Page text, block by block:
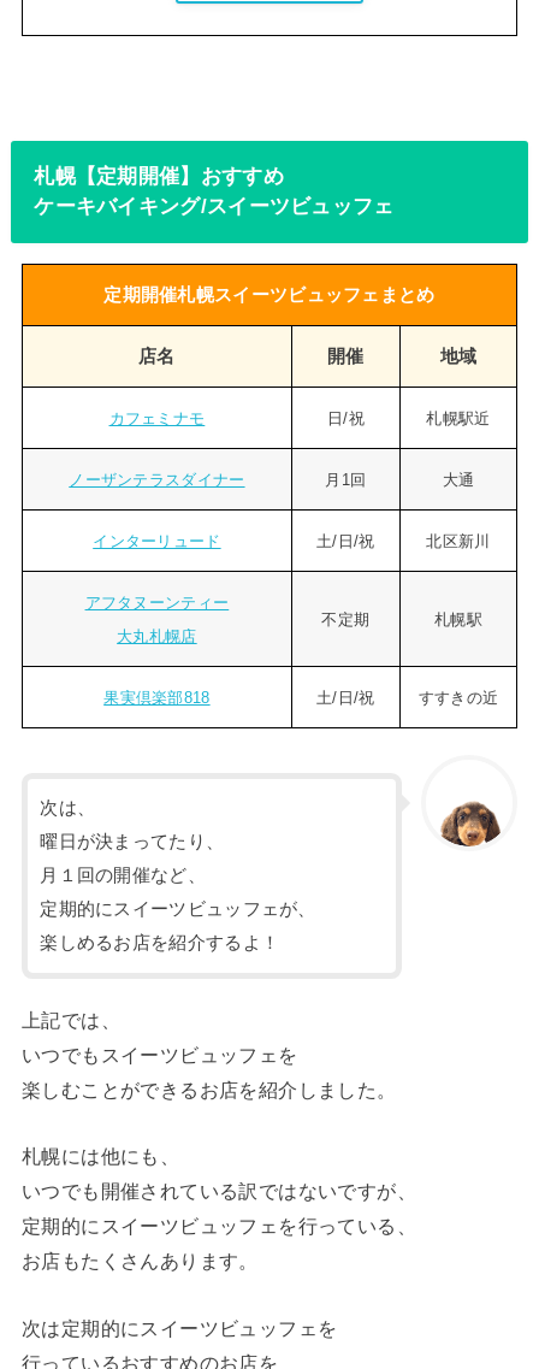
札幌【定期開催】おすすめ
ケーキバイキング/スイーツビュッフェ
定期開催札幌スイーツビュッフェまとめ
店名 開催 地域
カフェミナモ 日/祝 札幌駅近
ノーザンテラスダイナー 月1回 大通
インターリュード 土/日/祝 北区新川
アフタヌーンティー
大丸札幌店
不定期 札幌駅
果実倶楽部818 土/日/祝 すすきの近
次は、
曜日が決まってたり、
月１回の開催など、
定期的にスイーツビュッフェが、
楽しめるお店を紹介するよ！
上記では、
いつでもスイーツビュッフェを
楽しむことができるお店を紹介しました。
札幌には他にも、
いつでも開催されている訳ではないですが、
定期的にスイーツビュッフェを行っている、
お店もたくさんあります。
次は定期的にスイーツビュッフェを
行っているおすすめのお店を